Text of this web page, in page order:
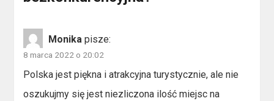
Monika pisze:
8 marca 2022 o 20:02
Polska jest piękna i atrakcyjna turystycznie, ale nie
oszukujmy się jest niezliczona ilość miejsc na